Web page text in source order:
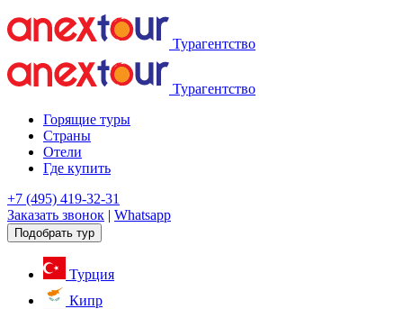
Турагентство
Турагентство
Горящие туры
Страны
Отели
Где купить
+7 (495) 419-32-31
Заказать звонок | Whatsapp
Подобрать тур
Турция
Кипр